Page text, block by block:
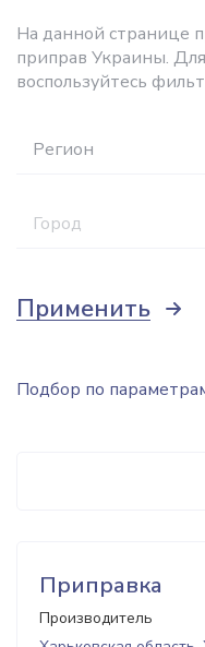
На данной странице
приправ Украины.
воспользуйтесь
Регион
Город
Применить
Приправка
Производитель
Подбор по